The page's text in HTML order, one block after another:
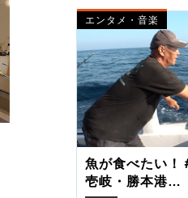
エンタメ・音楽
魚が食べたい
壱岐・勝本港